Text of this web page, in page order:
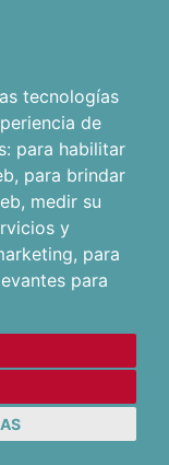
tecnologías
de
para habilitar
, para brindar
, medir su
y
, para
para